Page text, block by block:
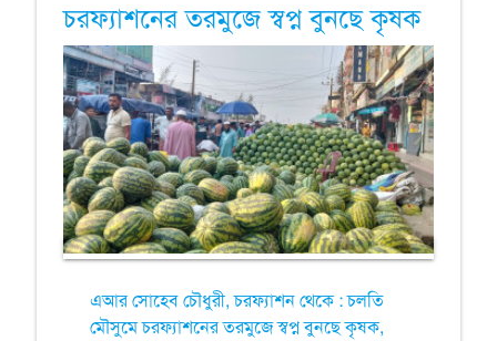
চরফ্যাশনের তরমুজে স্বপ্ন বুনছে কৃষক
এআর সোহেব চৌধুরী, চরফ্যাশন থেকে : চলতি
মৌসুমে চরফ্যাশনের তরমুজে স্বপ্ন বুনছে কৃষক,